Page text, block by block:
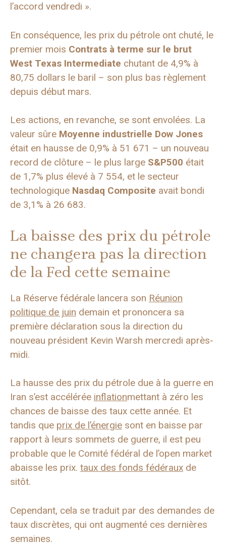
l’accord vendredi ».
En conséquence, les prix du pétrole ont chuté, le
premier mois Contrats à terme sur le brut
West Texas Intermediate chutant de 4,9% à
80,75 dollars le baril – son plus bas règlement
depuis début mars.
Les actions, en revanche, se sont envolées. La
valeur sûre Moyenne industrielle Dow Jones
était en hausse de 0,9% à 51 671 – un nouveau
record de clôture – le plus large S&P500 était
de 1,7% plus élevé à 7 554, et le secteur
technologique Nasdaq Composite avait bondi
de 3,1% à 26 683.
La baisse des prix du pétrole
ne changera pas la direction
de la Fed cette semaine
La Réserve fédérale lancera son Réunion
politique de juin demain et prononcera sa
première déclaration sous la direction du
nouveau président Kevin Warsh mercredi après-
midi.
La hausse des prix du pétrole due à la guerre en
Iran s’est accélérée inflationmettant à zéro les
chances de baisse des taux cette année. Et
tandis que prix de l’énergie sont en baisse par
rapport à leurs sommets de guerre, il est peu
probable que le Comité fédéral de l’open market
abaisse les prix. taux des fonds fédéraux de
sitôt.
Cependant, cela se traduit par des demandes de
taux discrètes, qui ont augmenté ces dernières
semaines.